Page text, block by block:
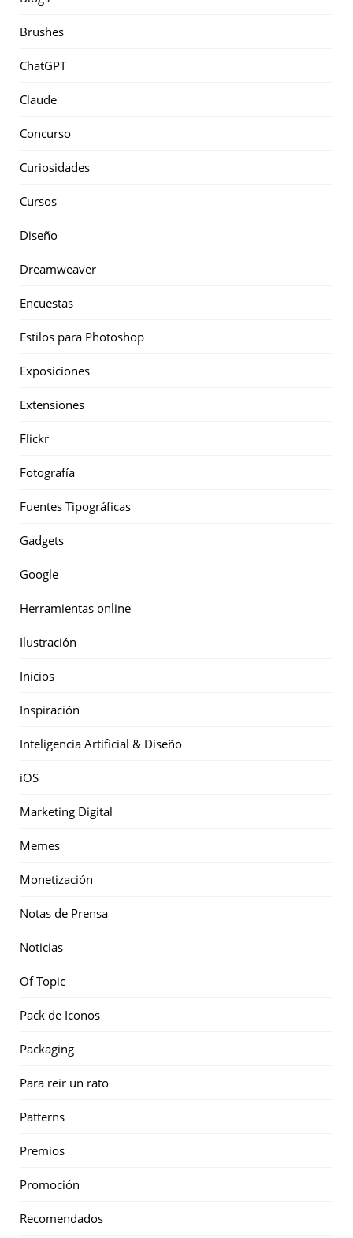
Brushes
ChatGPT
Claude
Concurso
Curiosidades
Cursos
Diseño
Dreamweaver
Encuestas
Estilos para Photoshop
Exposiciones
Extensiones
Flickr
Fotografía
Fuentes Tipográficas
Gadgets
Google
Herramientas online
Ilustración
Inicios
Inspiración
Inteligencia Artificial & Diseño
iOS
Marketing Digital
Memes
Monetización
Notas de Prensa
Noticias
Of Topic
Pack de Iconos
Packaging
Para reir un rato
Patterns
Premios
Promoción
Recomendados